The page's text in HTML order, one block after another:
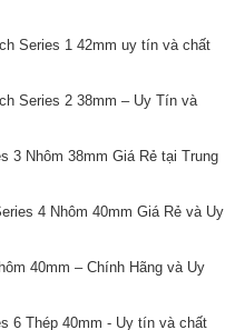
Series 1 42mm uy tín và chất
Series 2 38mm – Uy Tín và
3 Nhôm 38mm Giá Rẻ tại Trung
4 Nhôm 40mm Giá Rẻ và Uy
40mm – Chính Hãng và Uy
6 Thép 40mm - Uy tín và chất